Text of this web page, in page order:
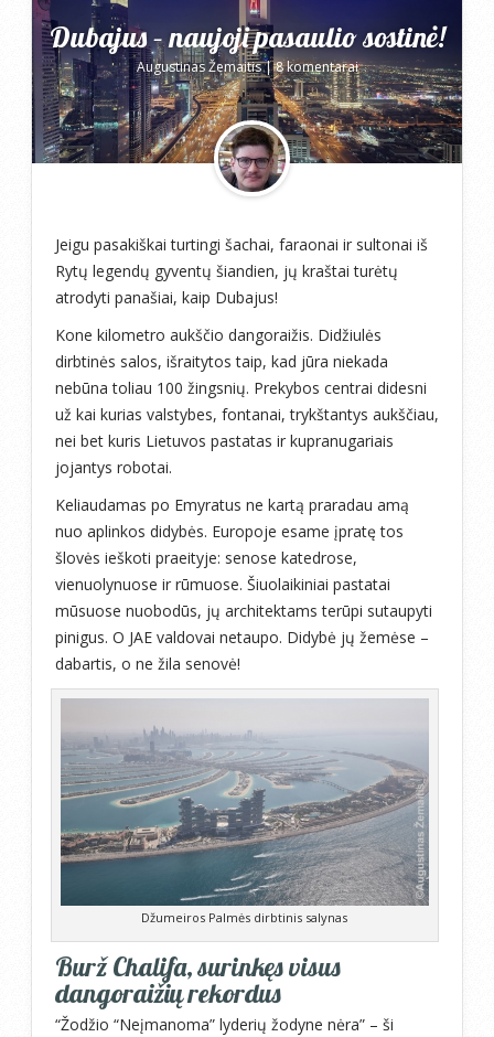
Dubajus – naujoji pasaulio sostinė!
Augustinas Žemaitis|8 komentarai
Jeigu pasakiškai turtingi šachai, faraonai ir sultonai iš
Rytų legendų gyventų šiandien, jų kraštai turėtų
atrodyti panašiai, kaip Dubajus!
Kone kilometro aukščio dangoraižis. Didžiulės
dirbtinės salos, išraitytos taip, kad jūra niekada
nebūna toliau 100 žingsnių. Prekybos centrai didesni
už kai kurias valstybes, fontanai, trykštantys aukščiau,
nei bet kuris Lietuvos pastatas ir kupranugariais
jojantys robotai.
Keliaudamas po Emyratus ne kartą praradau amą
nuo aplinkos didybės. Europoje esame įpratę tos
šlovės ieškoti praeityje: senose katedrose,
vienuolynuose ir rūmuose. Šiuolaikiniai pastatai
mūsuose nuobodūs, jų architektams terūpi sutaupyti
pinigus. O JAE valdovai netaupo. Didybė jų žemėse –
dabartis, o ne žila senovė!
Džumeiros Palmės dirbtinis salynas
Burž Chalifa, surinkęs visus
dangoraižių rekordus
“Žodžio “Neįmanoma” lyderių žodyne nėra” – ši